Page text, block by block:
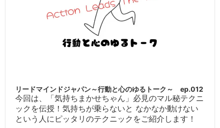
リードマインドジャパン～行動と心のゆるトーク～ ep.012
今回は、「気持ちまかせちゃん」必見のマル秘テクニ
ックを伝授！気持ちが乗らないと なかなか動けない
という人にピッタリのテクニックをご紹介します！